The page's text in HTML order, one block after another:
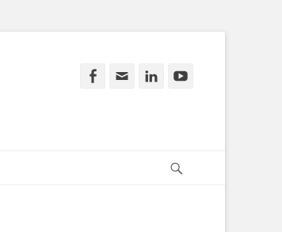
Facebook
Email LinkedIn